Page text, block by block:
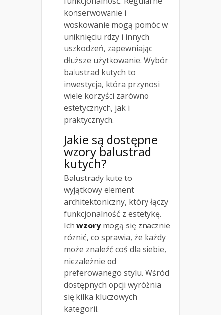
konserwowanie i
woskowanie mogą pomóc w
uniknięciu rdzy i innych
uszkodzeń, zapewniając
dłuższe użytkowanie. Wybór
balustrad kutych to
inwestycja, która przynosi
wiele korzyści zarówno
estetycznych, jak i
praktycznych.
Jakie są dostępne
wzory balustrad
kutych?
Balustrady kute to
wyjątkowy element
architektoniczny, który łączy
funkcjonalność z estetykę.
Ich wzorymogą się znacznie
różnić, co sprawia, że każdy
może znaleźć coś dla siebie,
niezależnie od
preferowanego stylu. Wśród
dostępnych opcji wyróżnia
się kilka kluczowych
kategorii.